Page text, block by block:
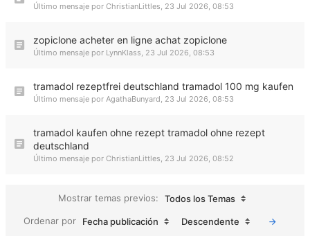
Último mensaje por ChristianLittles, 23 Jul 2026, 08:53
zopiclone acheter en ligne achat zopiclone
Último mensaje por LynnKlass, 23 Jul 2026, 08:53
tramadol rezeptfrei deutschland tramadol 100 mg kaufen
Último mensaje por AgathaBunyard, 23 Jul 2026, 08:53
tramadol kaufen ohne rezept tramadol ohne rezept
deutschland
Último mensaje por ChristianLittles, 23 Jul 2026, 08:52
Mostrar temas previos:
Todos los Temas
Ordenar por
Fecha publicación Descendente